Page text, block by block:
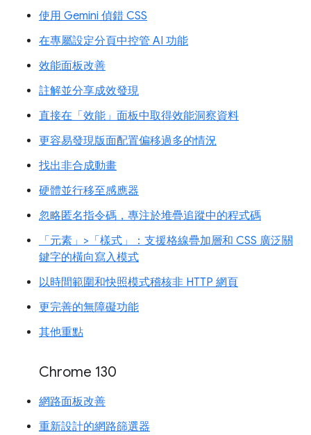
使用 Gemini 偵錯 CSS
在專屬設定分頁中控管 AI 功能
效能面板改善
註解並分享成效發現
直接在「效能」面板中取得效能洞察資料
更容易發現版面配置偏移過多的情況
找出非合成動畫
硬體並行移至感應器
忽略匿名指令碼，專注於堆疊追蹤中的程式碼
「元素」>「樣式」：支援格線疊加層和 CSS 廣泛關
鍵字的橫向寫入模式
以時間範圍和快照模式稽核非 HTTP 網頁
更完善的無障礙功能
其他重點
Chrome 130
網路面板改善
重新設計的網路篩選器